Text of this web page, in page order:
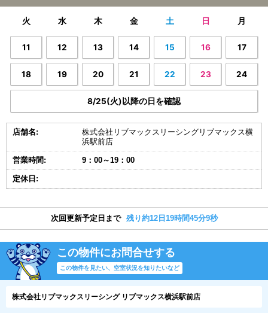
火 水 木 金 土 日 月
11 12 13 14 15 16 17
18 19 20 21 22 23 24
8/25(火)以降の日を確認
店舗名:
株式会社リブマックスリーシングリブマックス横
浜駅前店
営業時間: 9：00～19：00
定休日:
次回更新予定日まで 残り約12日19時間45分9秒
この物件にお問合せする
この物件を見たい、空室状況を知りたいなど
株式会社リブマックスリーシング リブマックス横浜駅前店